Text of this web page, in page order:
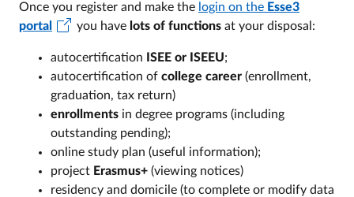
Once you register and make the login on the Esse3
portal
you have lots of functions at your disposal:
autocertification ISEE or ISEEU;
autocertification of college career (enrollment,
graduation, tax return)
enrollments in degree programs (including
outstanding pending);
online study plan (useful information);
project Erasmus+ (viewing notices)
residency and domicile (to complete or modify data